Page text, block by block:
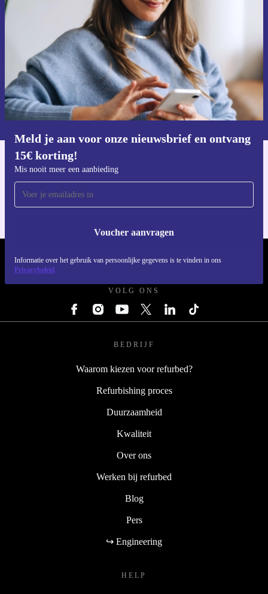
Meld je aan voor onze nieuwsbrief en ontvang
15€ korting!
Mis nooit meer een aanbieding
Voucher aanvragen
Informatie over het gebruik van persoonlijke gegevens is te vinden in ons
Privacybeleid
ontvang €15 korting!
Mis nooit meer een aanbieding.
Voucher aanvragen
Informatie over het gebruik van persoonsgegevens vind je in ons
privacybeleid.
Download de refurbed app
Voor iOS en Android
REFURBED NEDERLAND - RETHINK NEW.
VOLG ONS
BEDRIJF
Waarom kiezen voor refurbed?
Refurbishing proces
Duurzaamheid
Kwaliteit
Over ons
Werken bij refurbed
Blog
Pers
↪ Engineering
HELP